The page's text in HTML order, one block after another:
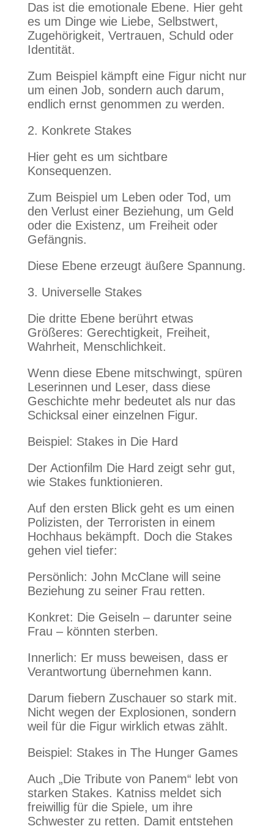
Das ist die emotionale Ebene. Hier geht
es um Dinge wie Liebe, Selbstwert,
Zugehörigkeit, Vertrauen, Schuld oder
Identität.
Zum Beispiel kämpft eine Figur nicht nur
um einen Job, sondern auch darum,
endlich ernst genommen zu werden.
2. Konkrete Stakes
Hier geht es um sichtbare
Konsequenzen.
Zum Beispiel um Leben oder Tod, um
den Verlust einer Beziehung, um Geld
oder die Existenz, um Freiheit oder
Gefängnis.
Diese Ebene erzeugt äußere Spannung.
3. Universelle Stakes
Die dritte Ebene berührt etwas
Größeres: Gerechtigkeit, Freiheit,
Wahrheit, Menschlichkeit.
Wenn diese Ebene mitschwingt, spüren
Leserinnen und Leser, dass diese
Geschichte mehr bedeutet als nur das
Schicksal einer einzelnen Figur.
Beispiel: Stakes in Die Hard
Der Actionfilm Die Hard zeigt sehr gut,
wie Stakes funktionieren.
Auf den ersten Blick geht es um einen
Polizisten, der Terroristen in einem
Hochhaus bekämpft. Doch die Stakes
gehen viel tiefer:
Persönlich: John McClane will seine
Beziehung zu seiner Frau retten.
Konkret: Die Geiseln – darunter seine
Frau – könnten sterben.
Innerlich: Er muss beweisen, dass er
Verantwortung übernehmen kann.
Darum fiebern Zuschauer so stark mit.
Nicht wegen der Explosionen, sondern
weil für die Figur wirklich etwas zählt.
Beispiel: Stakes in The Hunger Games
Auch „Die Tribute von Panem“ lebt von
starken Stakes. Katniss meldet sich
freiwillig für die Spiele, um ihre
Schwester zu retten. Damit entstehen